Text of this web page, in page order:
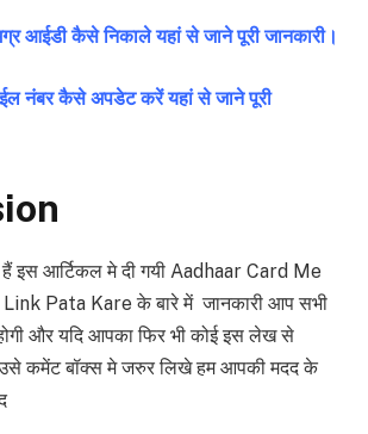
आईडी कैसे निकाले यहां से जाने पूरी जानकारी।
नंबर कैसे अपडेट करें यहां से जाने पूरी
इस आर्टिकल मे दी गयी Aadhaar Card Me
Pata Kare के बारे में जानकारी आप सभी
और यदि आपका फिर भी कोई इस लेख से
उसे कमेंट बॉक्स मे जरुर लिखे हम आपकी मदद के